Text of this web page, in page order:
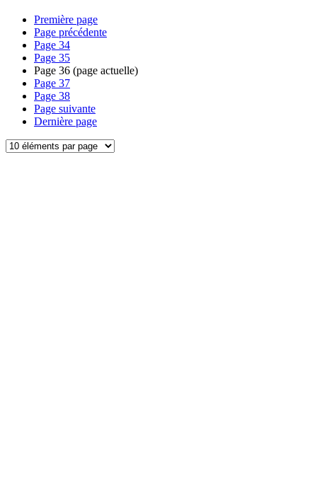
Première page
Page précédente
Page 34
Page 35
Page 36 (page actuelle)
Page 37
Page 38
Page suivante
Dernière page